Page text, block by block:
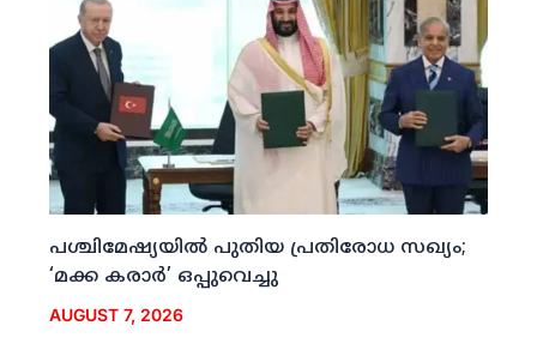
പശ്ചിമേഷ്യയില്‍ പുതിയ പ്രതിരോധ സഖ്യം;
‘മക്ക കരാര്‍’ ഒപ്പുവെച്ചു
AUGUST 7, 2026